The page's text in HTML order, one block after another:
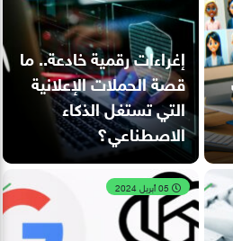
إغراءات رقمية خادعة.. ما
قصة الحملات الإعلانية
التي تستغل الذكاء
الاصطناعي؟